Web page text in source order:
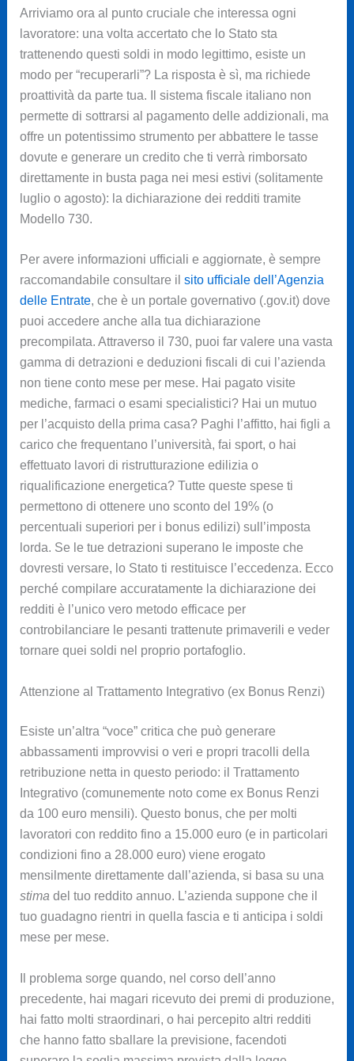
Arriviamo ora al punto cruciale che interessa ogni
lavoratore: una volta accertato che lo Stato sta
trattenendo questi soldi in modo legittimo, esiste un
modo per “recuperarli”? La risposta è sì, ma richiede
proattività da parte tua. Il sistema fiscale italiano non
permette di sottrarsi al pagamento delle addizionali, ma
offre un potentissimo strumento per abbattere le tasse
dovute e generare un credito che ti verrà rimborsato
direttamente in busta paga nei mesi estivi (solitamente
luglio o agosto): la dichiarazione dei redditi tramite
Modello 730.
Per avere informazioni ufficiali e aggiornate, è sempre
raccomandabile consultare il sito ufficiale dell’Agenzia
delle Entrate, che è un portale governativo (.gov.it) dove
puoi accedere anche alla tua dichiarazione
precompilata. Attraverso il 730, puoi far valere una vasta
gamma di detrazioni e deduzioni fiscali di cui l’azienda
non tiene conto mese per mese. Hai pagato visite
mediche, farmaci o esami specialistici? Hai un mutuo
per l’acquisto della prima casa? Paghi l’affitto, hai figli a
carico che frequentano l’università, fai sport, o hai
effettuato lavori di ristrutturazione edilizia o
riqualificazione energetica? Tutte queste spese ti
permettono di ottenere uno sconto del 19% (o
percentuali superiori per i bonus edilizi) sull’imposta
lorda. Se le tue detrazioni superano le imposte che
dovresti versare, lo Stato ti restituisce l’eccedenza. Ecco
perché compilare accuratamente la dichiarazione dei
redditi è l’unico vero metodo efficace per
controbilanciare le pesanti trattenute primaverili e veder
tornare quei soldi nel proprio portafoglio.
Attenzione al Trattamento Integrativo (ex Bonus Renzi)
Esiste un’altra “voce” critica che può generare
abbassamenti improvvisi o veri e propri tracolli della
retribuzione netta in questo periodo: il Trattamento
Integrativo (comunemente noto come ex Bonus Renzi
da 100 euro mensili). Questo bonus, che per molti
lavoratori con reddito fino a 15.000 euro (e in particolari
condizioni fino a 28.000 euro) viene erogato
mensilmente direttamente dall’azienda, si basa su una
stima del tuo reddito annuo. L’azienda suppone che il
tuo guadagno rientri in quella fascia e ti anticipa i soldi
mese per mese.
Il problema sorge quando, nel corso dell’anno
precedente, hai magari ricevuto dei premi di produzione,
hai fatto molti straordinari, o hai percepito altri redditi
che hanno fatto sballare la previsione, facendoti